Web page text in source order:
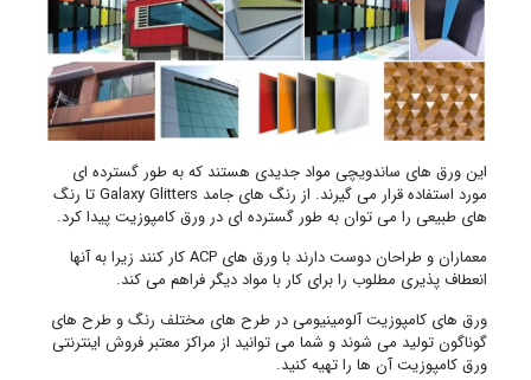
این ورق های ساندویچی مواد جدیدی هستند که به طور گسترده ای
مورد استفاده قرار می گیرند. از رنگ های جامد Galaxy Glitters تا رنگ
های طبیعی را می توان به طور گسترده ای در ورق کامپوزیت پیدا کرد.
معماران و طراحان دوست دارند با ورق های ACP کار کنند زیرا به آنها
انعطاف پذیری مطلوب را برای کار با مواد دیگر فراهم می کند.
ورق های کامپوزیت آلومینیومی در طرح های مختلف رنگ و طرح های
گوناگون تولید می شوند و شما می توانید از مراکز معتبر فروش اینترنتی
ورق کامپوزیت آن ها را تهیه کنید.